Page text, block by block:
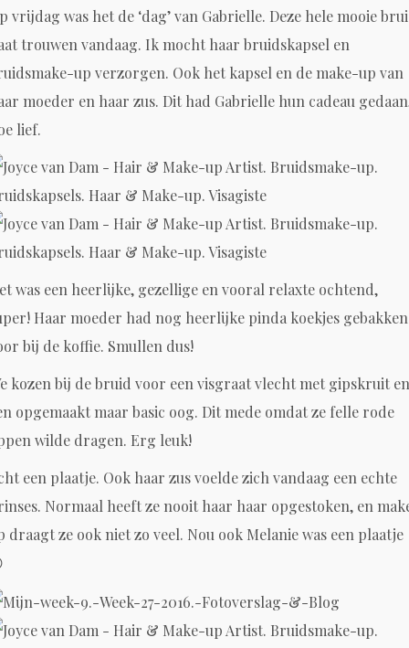
vrijdag was het de ‘dag’ van Gabrielle. Deze hele mooie
trouwen vandaag. Ik mocht haar bruidskapsel en
up verzorgen. Ook het kapsel en de make-up van
moeder en haar zus. Dit had Gabrielle hun cadeau
lief.
was een heerlijke, gezellige en vooral relaxte ochtend,
Haar moeder had nog heerlijke pinda koekjes gebakken
bij de koffie. Smullen dus!
kozen bij de bruid voor een visgraat vlecht met gipskruit en
opgemaakt maar basic oog. Dit mede omdat ze felle rode
wilde dragen. Erg leuk!
een plaatje. Ook haar zus voelde zich vandaag een echte
Normaal heeft ze nooit haar haar opgestoken, en
draagt ze ook niet zo veel. Nou ook Melanie was een plaatje